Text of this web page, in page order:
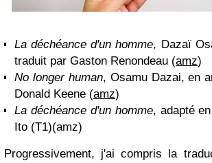
La déchéance d'un homme, Dazaï
traduit par Gaston Renondeau (amz)
No longer human, Osamu Dazai, en
Donald Keene (amz)
La déchéance d'un homme, adapté
Ito (T1)(amz)
Progressivement, j'ai compris la